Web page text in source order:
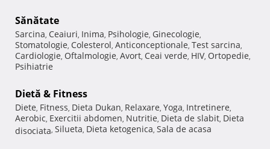
Sănătate
Sarcina, Ceaiuri, Inima, Psihologie, Ginecologie,
Stomatologie, Colesterol, Anticonceptionale, Test sarcina,
Cardiologie, Oftalmologie, Avort, Ceai verde, HIV, Ortopedie,
Psihiatrie
Dietă & Fitness
Diete, Fitness, Dieta Dukan, Relaxare, Yoga, Intretinere,
Aerobic, Exercitii abdomen, Nutritie, Dieta de slabit, Dieta
disociata, Silueta, Dieta ketogenica, Sala de acasa